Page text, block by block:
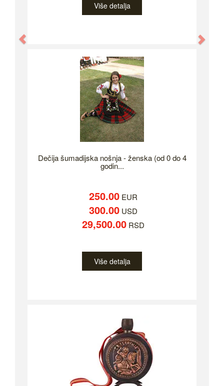
Više detalja
Dečija šumadijska nošnja - ženska (od 0 do 4
godin...
250.00 EUR
300.00 USD
29,500.00 RSD
Više detalja